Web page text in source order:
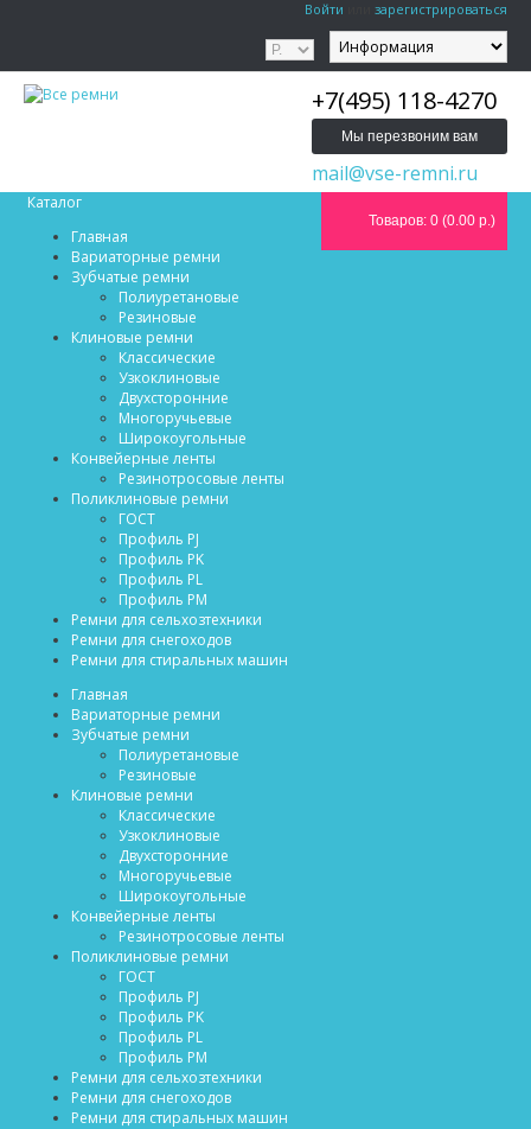
Войти зарегистрироваться
+7(495) 118-4270
Мы перезвоним вам
mail@vse-remni.ru
Каталог
Товаров: 0 (0.00 р.)
Главная
Вариаторные ремни
Зубчатые ремни
Полиуретановые
Резиновые
Клиновые ремни
Классические
Узкоклиновые
Двухсторонние
Многоручьевые
Широкоугольные
Конвейерные ленты
Резинотросовые ленты
Поликлиновые ремни
ГОСТ
Профиль PJ
Профиль PK
Профиль PL
Профиль PM
Ремни для сельхозтехники
Ремни для снегоходов
Ремни для стиральных машин
Главная
Вариаторные ремни
Зубчатые ремни
Полиуретановые
Резиновые
Клиновые ремни
Классические
Узкоклиновые
Двухсторонние
Многоручьевые
Широкоугольные
Конвейерные ленты
Резинотросовые ленты
Поликлиновые ремни
ГОСТ
Профиль PJ
Профиль PK
Профиль PL
Профиль PM
Ремни для сельхозтехники
Ремни для снегоходов
Ремни для стиральных машин